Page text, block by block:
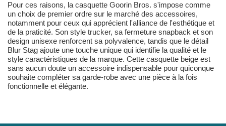
Pour ces raisons, la casquette Goorin Bros. s'impose comme
un choix de premier ordre sur le marché des accessoires,
notamment pour ceux qui apprécient l'alliance de l'esthétique et
de la praticité. Son style trucker, sa fermeture snapback et son
design unisexe renforcent sa polyvalence, tandis que le détail
Blur Stag ajoute une touche unique qui identifie la qualité et le
style caractéristiques de la marque. Cette casquette beige est
sans aucun doute un accessoire indispensable pour quiconque
souhaite compléter sa garde-robe avec une pièce à la fois
fonctionnelle et élégante.